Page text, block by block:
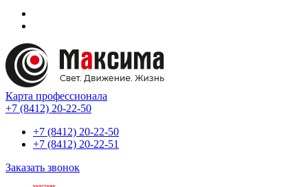
Карта профессионала
+7 (8412) 20-22-50
+7 (8412) 20-22-50
+7 (8412) 20-22-51
Заказать звонок